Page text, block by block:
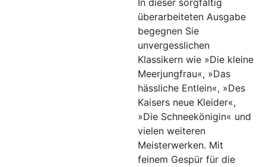
In dieser sorgfältig
überarbeiteten Ausgabe
begegnen Sie
unvergesslichen
Klassikern wie »Die kleine
Meerjungfrau«, »Das
hässliche Entlein«, »Des
Kaisers neue Kleider«,
»Die Schneekönigin« und
vielen weiteren
Meisterwerken. Mit
feinem Gespür für die